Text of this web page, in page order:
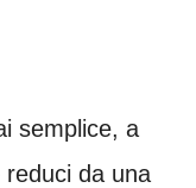
semplice, a
da una